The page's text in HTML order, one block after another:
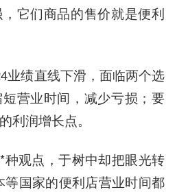
它们商品的售价就是便利
业绩直线下滑，面临两个选
营业时间，减少亏损；要
利润增长点。
种观点，于树中却把眼光转
等国家的便利店营业时间都